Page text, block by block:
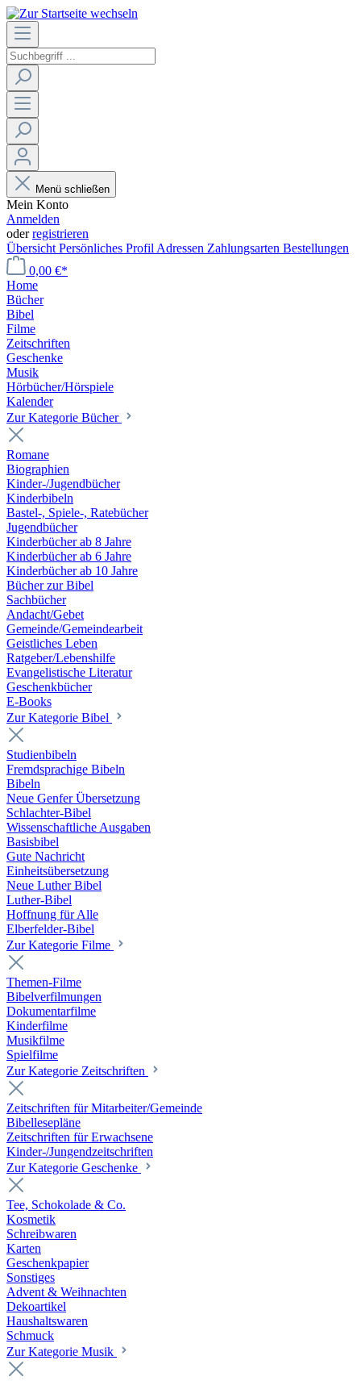
Menü schließen
Mein Konto
Anmelden
oderregistrieren
Übersicht Persönliches Profil Adressen Zahlungsarten Bestellungen
0,00 €*
Home
Bücher
Bibel
Filme
Zeitschriften
Geschenke
Musik
Hörbücher/Hörspiele
Kalender
Zur Kategorie Bücher
Romane
Biographien
Kinder-/Jugendbücher
Kinderbibeln
Bastel-, Spiele-, Ratebücher
Jugendbücher
Kinderbücher ab 8 Jahre
Kinderbücher ab 6 Jahre
Kinderbücher ab 10 Jahre
Bücher zur Bibel
Sachbücher
Andacht/Gebet
Gemeinde/Gemeindearbeit
Geistliches Leben
Ratgeber/Lebenshilfe
Evangelistische Literatur
Geschenkbücher
E-Books
Zur Kategorie Bibel
Studienbibeln
Fremdsprachige Bibeln
Bibeln
Neue Genfer Übersetzung
Schlachter-Bibel
Wissenschaftliche Ausgaben
Basisbibel
Gute Nachricht
Einheitsübersetzung
Neue Luther Bibel
Luther-Bibel
Hoffnung für Alle
Elberfelder-Bibel
Zur Kategorie Filme
Themen-Filme
Bibelverfilmungen
Dokumentarfilme
Kinderfilme
Musikfilme
Spielfilme
Zur Kategorie Zeitschriften
Zeitschriften für Mitarbeiter/Gemeinde
Bibellesepläne
Zeitschriften für Erwachsene
Kinder-/Jungendzeitschriften
Zur Kategorie Geschenke
Tee, Schokolade & Co.
Kosmetik
Schreibwaren
Karten
Geschenkpapier
Sonstiges
Advent & Weihnachten
Dekoartikel
Haushaltswaren
Schmuck
Zur Kategorie Musik